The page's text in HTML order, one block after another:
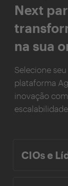
Next
na sua
Selecione
plataforma
inovação
escalabilidade.
CIOs e